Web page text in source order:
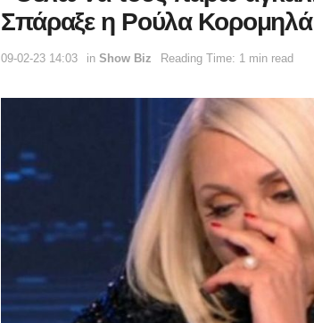
Σπάραξε η Ρούλα Κορομηλά
09-02-23 14:03 in Show Biz Reading Time: 1 min read